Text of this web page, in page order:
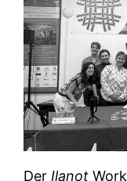
DerIlanot